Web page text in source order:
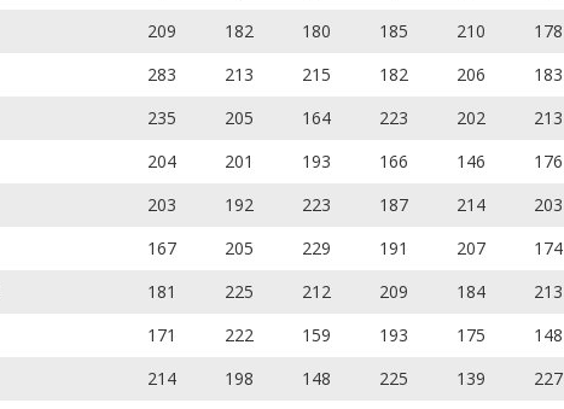
209 182 180 185 210 178
283 213 215 182 206 183
235 205 164 223 202 213
204 201 193 166 146 176
203 192 223 187 214 203
167 205 229 191 207 174
181 225 212 209 184 213
171 222 159 193 175 148
214 198 148 225 139 227